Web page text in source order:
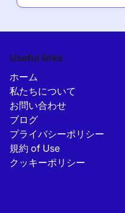
Useful links
ホーム
私たちについて
お問い合わせ
ブログ
プライバシーポリシー
規約 of Use
クッキーポリシー